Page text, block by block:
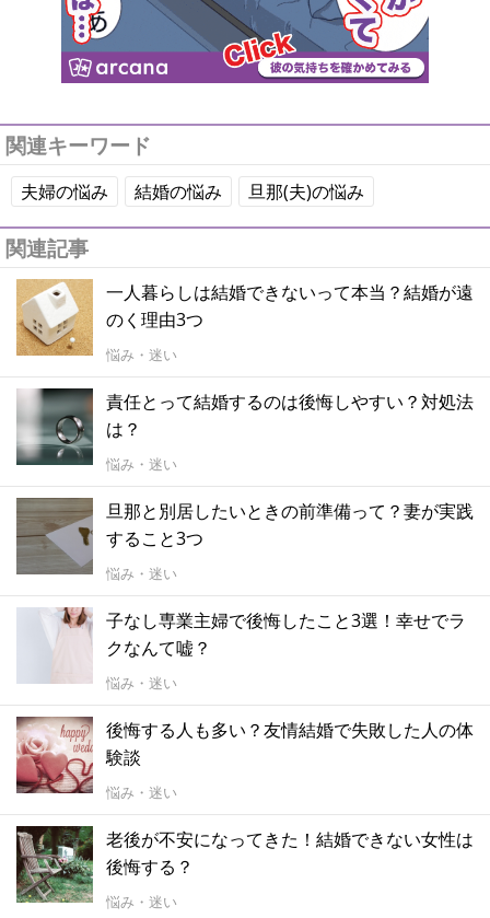
関連キーワード
夫婦の悩み 結婚の悩み 旦那(夫)の悩み
関連記事
一人暮らしは結婚できないって本当？結婚が遠
のく理由3つ
悩み・迷い
責任とって結婚するのは後悔しやすい？対処法
は？
悩み・迷い
旦那と別居したいときの前準備って？妻が実践
すること3つ
悩み・迷い
子なし専業主婦で後悔したこと3選！幸せでラ
クなんて嘘？
悩み・迷い
後悔する人も多い？友情結婚で失敗した人の体
験談
悩み・迷い
老後が不安になってきた！結婚できない女性は
後悔する？
悩み・迷い